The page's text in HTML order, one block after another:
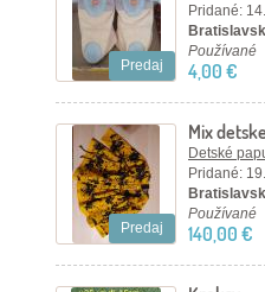
Predaj
Pridané:
Používané
4,00 €
Predaj
Mix
dievčatko
Detské
Pridané:
Používané
140,00 €